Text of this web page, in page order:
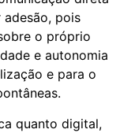
pois
o próprio
e autonomia
e para o
quanto digital,